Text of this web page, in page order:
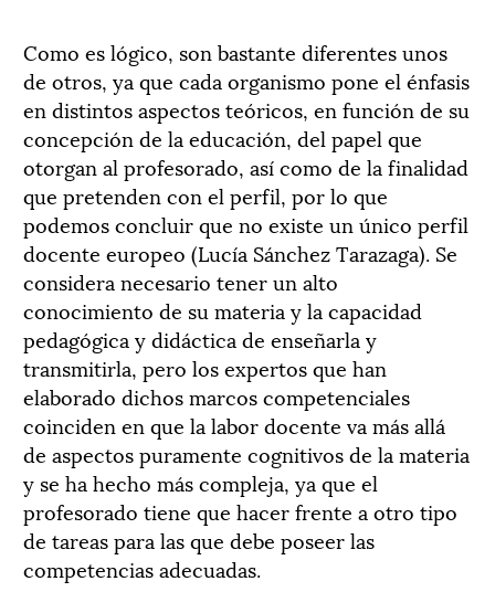
Como es lógico, son bastante diferentes unos
de otros, ya que cada organismo pone el énfasis
en distintos aspectos teóricos, en función de su
concepción de la educación, del papel que
otorgan al profesorado, así como de la finalidad
que pretenden con el perfil, por lo que
podemos concluir que no existe un único perfil
docente europeo (Lucía Sánchez Tarazaga). Se
considera necesario tener un alto
conocimiento de su materia y la capacidad
pedagógica y didáctica de enseñarla y
transmitirla, pero los expertos que han
elaborado dichos marcos competenciales
coinciden en que la labor docente va más allá
de aspectos puramente cognitivos de la materia
y se ha hecho más compleja, ya que el
profesorado tiene que hacer frente a otro tipo
de tareas para las que debe poseer las
competencias adecuadas.